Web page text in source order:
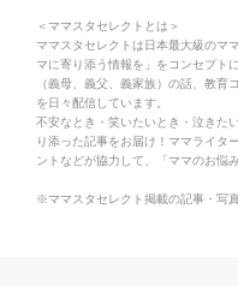
＜ママスタセレクトとは＞
ママスタセレクトは日本最大級のマ
マに寄り添う情報を」をコンセプト
（義母、義父、義家族）の話、教
を日々配信しています。
不安なとき・笑いたいとき・泣きた
り添った記事をお届け！ママライタ
ントなどが協力して、「ママのお悩
※ママスタセレクト掲載の記事・写